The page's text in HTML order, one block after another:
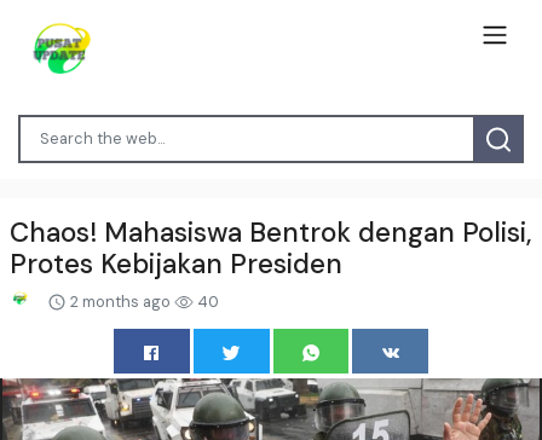
Chaos! Mahasiswa Bentrok dengan Polisi,
Protes Kebijakan Presiden
2 months ago 40